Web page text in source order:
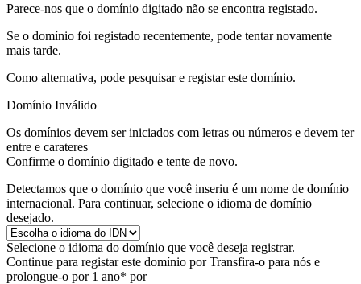
Parece-nos que o domínio digitado não se encontra registado.
Se o domínio foi registado recentemente, pode tentar novamente
mais tarde.
Como alternativa, pode pesquisar e registar este domínio.
Domínio Inválido
Os domínios devem ser iniciados com letras ou números e devem ter
entre e carateres
Confirme o domínio digitado e tente de novo.
Detectamos que o domínio que você inseriu é um nome de domínio
internacional. Para continuar, selecione o idioma de domínio
desejado.
Selecione o idioma do domínio que você deseja registrar.
Continue para registar este domínio por Transfira-o para nós e
prolongue-o por 1 ano* por